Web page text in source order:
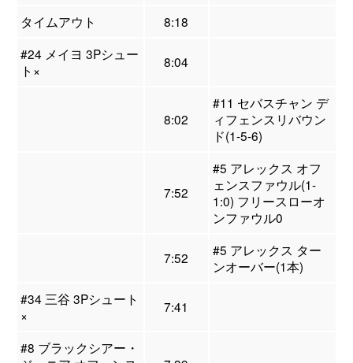
タイムアウト
8:18
#24 メイヨ 3Pシュー
ト×
8:04
8:02
#11 セバスチャン デ
ィフェンスリバウン
ド(1-5-6)
7:52
#5 アレックス オフ
ェンスファウル(1-
1:0) フリースローオ
ンファウル0
7:52
#5 アレックス ター
ンオーバー(1本)
#34 三谷 3Pシュート
×
7:41
#8 ブラックシアー・